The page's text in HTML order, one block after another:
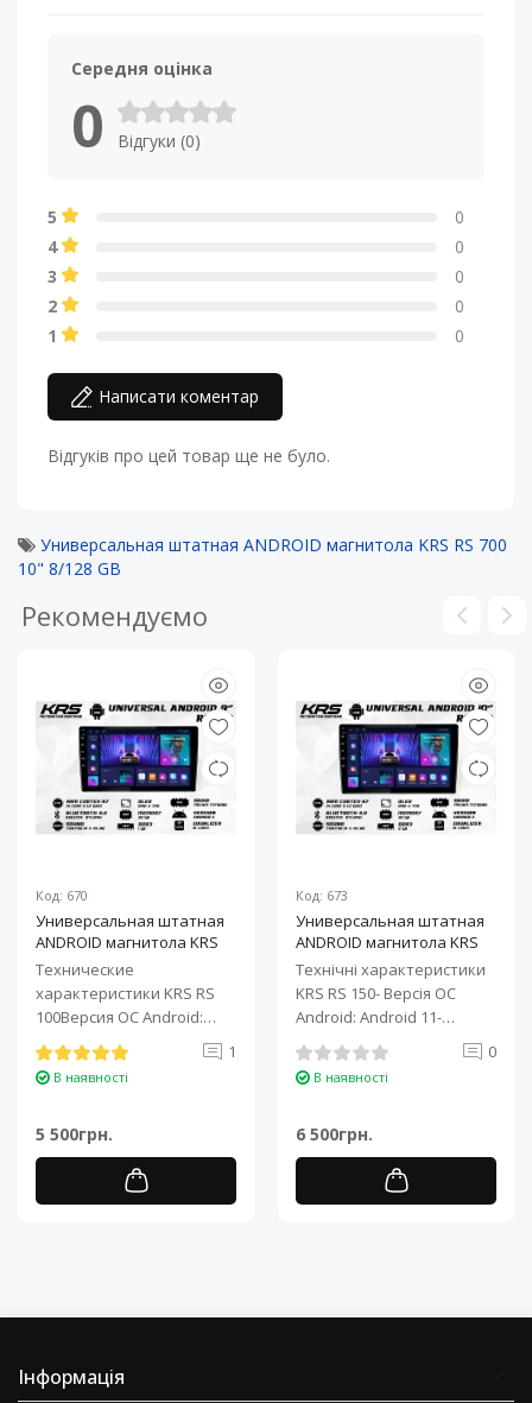
Середня оцінка
0 Відгуки (0)
5
0
4
0
3
0
2
0
1
0
Написати коментар
Відгуків про цей товар ще не було.
Универсальная штатная ANDROID магнитола KRS RS 700
10" 8/128 GB
Рекомендуємо
Код: 670
Универсальная штатная
ANDROID магнитола KRS
RS 100 9" 1/32 GB
Технические
характеристики KRS RS
100Версия ОС Android:
Android 11Процессор: 4-
ядерный ARM Cortex-A7..
1
В наявності
5 500грн.
Код: 673
Универсальная штатная
ANDROID магнитола KRS
RS 150 10" 2/32 GB
Технічні характеристики
KRS RS 150- Версія ОС
Android: Android 11-
Процесор: 4-ядерний ARM
Cortex-A7..
0
В наявності
6 500грн.
Інформація